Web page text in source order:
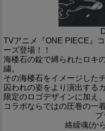
TVアニメ『ONE PIECE』
ーズ登場！！
海楼石の錠で縛られたロキ
繍。
その海楼石をイメージした
囚われの姿をより演出する
限定のロゴデザインに加え
コラボならではの圧巻の一着
ブ
絡繰魂(か